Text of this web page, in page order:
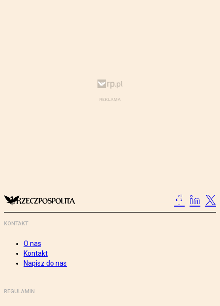
KONTAKT
O nas
Kontakt
Napisz do nas
REGULAMIN